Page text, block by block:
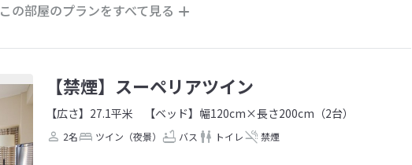
この部屋のプランをすべて見る
【禁煙】スーペリアツイン
【広さ】27.1平米 【ベッド】幅120cm×長さ200cm（2台）
2名 ツイン（夜景） バス トイレ 禁煙